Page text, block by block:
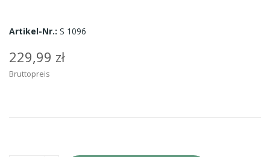
Artikel-Nr.: S 1096
229,99 zł
Bruttopreis